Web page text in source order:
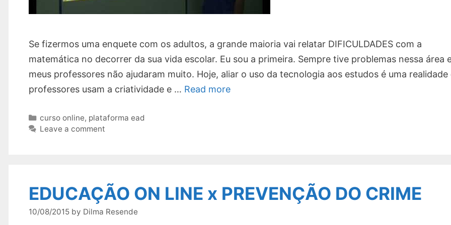
Se fizermos uma enquete com os adultos, a grande maioria vai relatar DIFICULDADES com a
matemática no decorrer da sua vida escolar. Eu sou a primeira. Sempre tive problemas nessa área
meus professores não ajudaram muito. Hoje, aliar o uso da tecnologia aos estudos é uma realidade
professores usam a criatividade e … Read more
Categories
curso online, plataforma ead
Leave a comment
EDUCAÇÃO ON LINE x PREVENÇÃO DO CRIME
10/08/2015 by Dilma Resende